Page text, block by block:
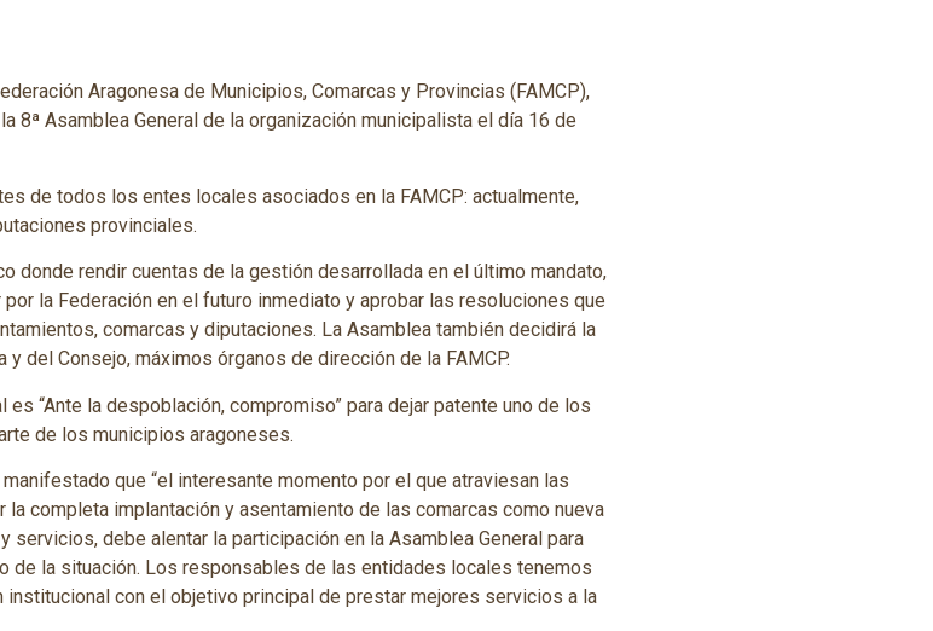
Aragonesa de Municipios, Comarcas y Provincias (FAMCP),
8ª Asamblea General de la organización municipalista el día 16 de
de todos los entes locales asociados en la FAMCP: actualmente,
provinciales.
donde rendir cuentas de la gestión desarrollada en el último mandato,
la Federación en el futuro inmediato y aprobar las resoluciones que
comarcas y diputaciones. La Asamblea también decidirá la
del Consejo, máximos órganos de dirección de la FAMCP.
es “Ante la despoblación, compromiso” para dejar patente uno de los
de los municipios aragoneses.
que “el interesante momento por el que atraviesan las
completa implantación y asentamiento de las comarcas como nueva
debe alentar la participación en la Asamblea General para
de la situación. Los responsables de las entidades locales tenemos
institucional con el objetivo principal de prestar mejores servicios a la